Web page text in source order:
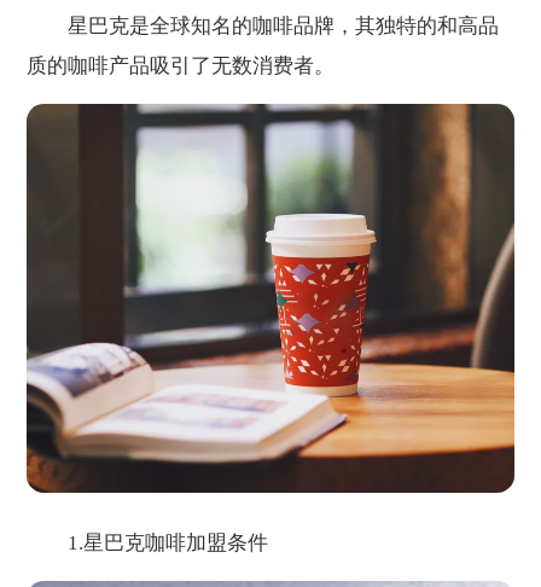
星巴克是全球知名的咖啡品牌，其独特的和高品
质的咖啡产品吸引了无数消费者。
1.星巴克咖啡加盟条件